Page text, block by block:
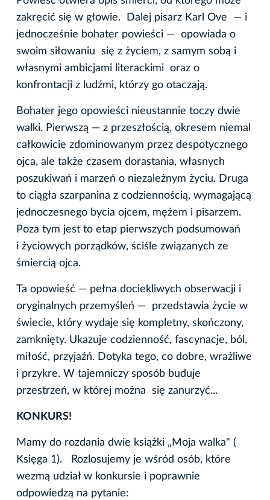
zakręcić się w głowie. Dalej pisarz Karl Ove — i
jednocześnie bohater powieści — opowiada o
swoim siłowaniu się z życiem, z samym sobą i
własnymi ambicjami literackimi oraz o
konfrontacji z ludźmi, którzy go otaczają.
Bohater jego opowieści nieustannie toczy dwie
walki. Pierwszą — z przeszłością, okresem niemal
całkowicie zdominowanym przez despotycznego
ojca, ale także czasem dorastania, własnych
poszukiwań i marzeń o niezależnym życiu. Druga
to ciągła szarpanina z codziennością, wymagającą
jednoczesnego bycia ojcem, mężem i pisarzem.
Poza tym jest to etap pierwszych podsumowań
i życiowych porządków, ściśle związanych ze
śmiercią ojca.
Ta opowieść — pełna dociekliwych obserwacji i
oryginalnych przemyśleń — przedstawia życie w
świecie, który wydaje się kompletny, skończony,
zamknięty. Ukazuje codzienność, fascynacje, ból,
miłość, przyjaźń. Dotyka tego, co dobre, wrażliwe
i przykre. W tajemniczy sposób buduje
przestrzeń, w której można się zanurzyć...
KONKURS!
Mamy do rozdania dwie książki „Moja walka" (
Księga 1). Rozlosujemy je wśród osób, które
wezmą udział w konkursie i poprawnie
odpowiedzą na pytanie: